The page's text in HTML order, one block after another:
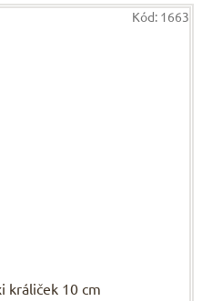
králiček 10 cm
Kód: 1663